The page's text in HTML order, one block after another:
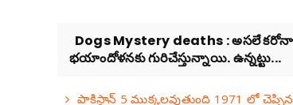
Dogs Mystery deaths : అస‌లే క‌రోనా
భ‌యాందోళ‌న‌కు గురిచేస్తున్నాయి. ఉన్నట్టు...
పాకిస్థాన్ 5 ముక్కలవుతుంది 1971 లో